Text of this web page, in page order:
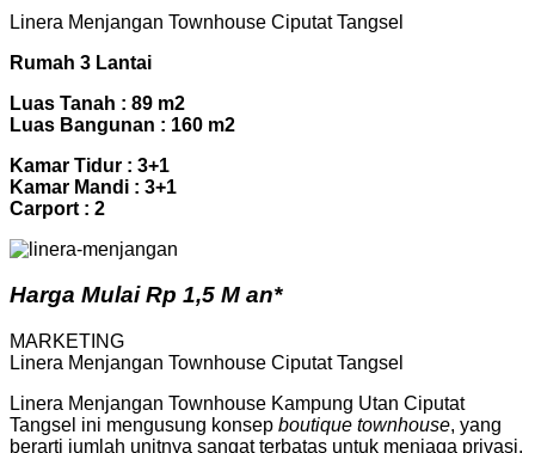
Linera Menjangan Townhouse Ciputat Tangsel
Rumah 3 Lantai
Luas Tanah : 89 m2
Luas Bangunan : 160 m2
Kamar Tidur : 3+1
Kamar Mandi : 3+1
Carport : 2
Harga Mulai Rp 1,5 M an*
MARKETING
Linera Menjangan Townhouse Ciputat Tangsel
Linera Menjangan Townhouse Kampung Utan Ciputat
Tangsel ini mengusung konsep boutique townhouse, yang
berarti jumlah unitnya sangat terbatas untuk menjaga privasi,